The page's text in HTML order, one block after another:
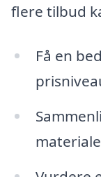
flere tilbud
Få en